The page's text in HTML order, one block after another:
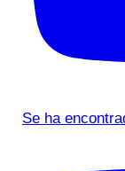
Se ha